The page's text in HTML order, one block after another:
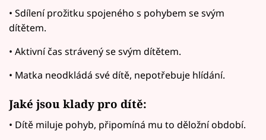
• Sdílení prožitku spojeného s pohybem se svým
dítětem.
• Aktivní čas strávený se svým dítětem.
• Matka neodkládá své dítě, nepotřebuje hlídání.
Jaké jsou klady pro dítě:
• Dítě miluje pohyb, připomíná mu to děložní období.